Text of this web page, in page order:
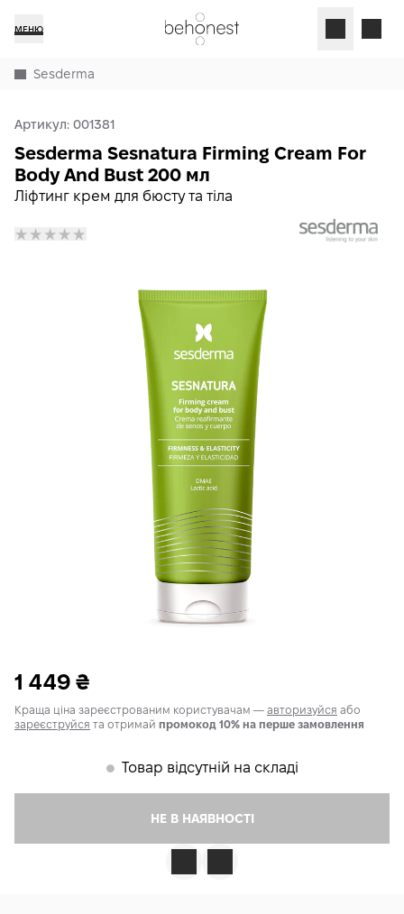
МЕНЮ
Sesderma
Артикул: 001381
Ліфтинг крем для бюсту та тіла
Sesderma Sesnatura Firming Cream For
Body And Bust 200 мл
1 449 ₴
Краща ціна зареєстрованим користувачам — авторизуйся або
зареєструйся та отримай промокод 10% на перше замовлення
𒊹 Товар відсутній на складі
НЕ В НАЯВНОСТІ